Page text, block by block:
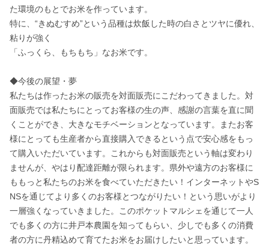
た環境のもとでお米を作っています。
特に、“きぬむすめ”という品種は炊飯した時の白さとツヤに優れ、
粘りが強く
「ふっくら、もちもち」なお米です。
◆今後の展望・夢
私たちは作ったお米の販売を対面販売にこだわってきました。対
面販売では私たちにとってお客様の生の声、感謝の言葉を直に聞
くことができ、大きなモチベーションとなっています。またお客
様にとっても生産者から直接購入できるという点で安心感をもっ
て購入いただいています。これからも対面販売という軸は変わり
ませんが、やはり配達距離が限られます。県外や遠方のお客様に
ももっと私たちのお米を食べていただきたい！インターネットやS
NSを通じてより多くのお客様とつながりたい！という思いがより
一層強くなっていきました。このポケットマルシェを通じて一人
でも多くの方に井戸本農園を知ってもらい、少しでも多くの消費